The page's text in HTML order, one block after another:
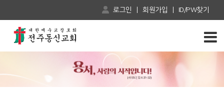
로그인 회원가입 ID/PW찾기